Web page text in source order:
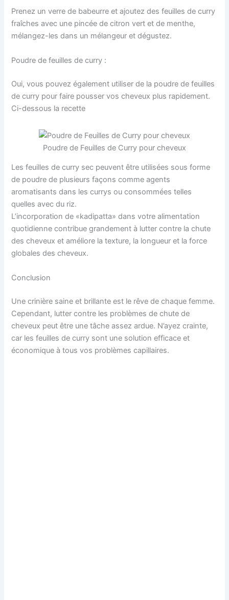
Prenez un verre de babeurre et ajoutez des feuilles de curry
fraîches avec une pincée de citron vert et de menthe,
mélangez-les dans un mélangeur et dégustez.
Poudre de feuilles de curry :
Oui, vous pouvez également utiliser de la poudre de feuilles
de curry pour faire pousser vos cheveux plus rapidement.
Ci-dessous la recette
Poudre de Feuilles de Curry pour cheveux
Les feuilles de curry sec peuvent être utilisées sous forme
de poudre de plusieurs façons comme agents
aromatisants dans les currys ou consommées telles
quelles avec du riz.
L’incorporation de «kadipatta» dans votre alimentation
quotidienne contribue grandement à lutter contre la chute
des cheveux et améliore la texture, la longueur et la force
globales des cheveux.
Conclusion
Une crinière saine et brillante est le rêve de chaque femme.
Cependant, lutter contre les problèmes de chute de
cheveux peut être une tâche assez ardue. N’ayez crainte,
car les feuilles de curry sont une solution efficace et
économique à tous vos problèmes capillaires.